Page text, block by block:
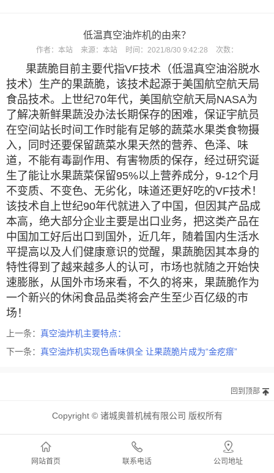
低温真空油炸机的由来？
作者： 本站 来源： 本站 时间： 2021/8/30 9:42:28 次数：
果蔬脆目前主要代指VF技术（低温真空油浴脱水
技术）生产的果蔬脆，该技术起源于美国航空航天局
食品技术。上世纪70年代，美国航空航天局NASA为
了解决新鲜果蔬没办法长期保存的困难，保证宇航员
在空间站长时间工作时能有足够的蔬菜水果类食物摄
入，同时还要保留蔬菜水果天然的营养、色泽、味
道，不能有毒副作用、有害物质的保存，经过研究诞
生了能让水果蔬菜保留95%以上营养成分，9-12个月
不变质、不变色、无劣化，味道还更好吃的VF技术！
该技术自上世纪90年代就进入了中国，但因其产品成
本高，绝大部分企业主要是出口业务，把这类产品在
中国加工好后出口到国外，近几年，随着国内生活水
平提高以及人们健康意识的觉醒，果蔬脆因其本身的
特性得到了越来越多人的认可，市场也就随之开始快
速膨胀，从国外市场来看，不久的将来，果蔬脆作为
一个新兴的休闲食品品类将会产生至少百亿级的市
场！
上一条： 真空油炸机主要特点：
下一条： 真空油炸机实现色香味俱全 让果蔬脆片成为“金疙瘩”
回到顶部
Copyright © 诸城奥普机械有限公司 版权所有
网站首页 联系电话 公司地址